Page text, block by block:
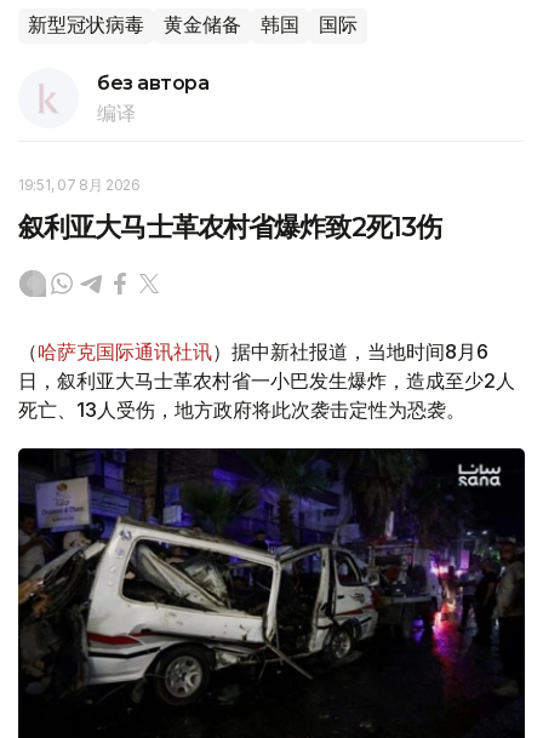
新型冠状病毒 黄金储备 韩国 国际
без автора
编译
19:51, 07 8月 2026
叙利亚大马士革农村省爆炸致2死13伤
（哈萨克国际通讯社讯）据中新社报道，当地时间8月6
日，叙利亚大马士革农村省一小巴发生爆炸，造成至少2人
死亡、13人受伤，地方政府将此次袭击定性为恐袭。